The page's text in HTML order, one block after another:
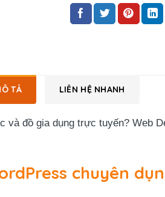
TẢ LIÊN HỆ NHANH
và đồ gia dụng trực tuyến? Web
chuyên